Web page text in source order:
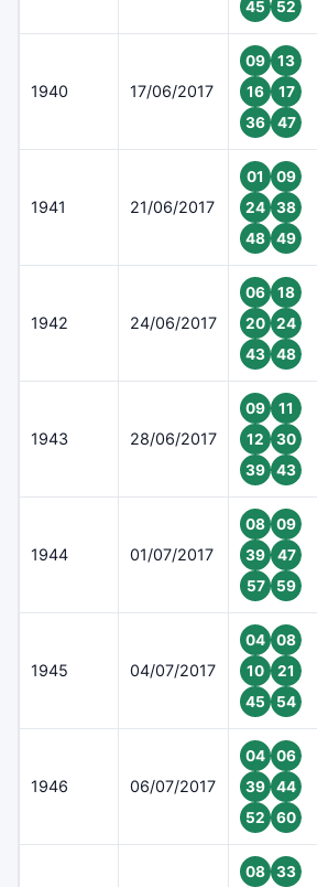
45 52
1940 17/06/2017
09
13
16
17
36
47
1941 21/06/2017
01
09
24
38
48
49
1942 24/06/2017
06
18
20
24
43
48
1943 28/06/2017
09
11
12
30
39
43
1944 01/07/2017
08
09
39
47
57
59
1945 04/07/2017
04
08
10
21
45
54
1946 06/07/2017
04
06
39
44
52
60
08
33